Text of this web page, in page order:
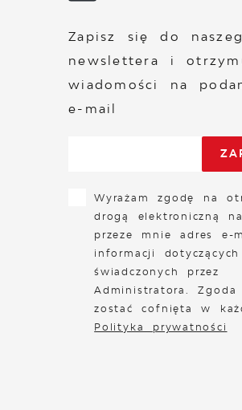
Zapisz się do
newslettera i
wiadomości na
e-mail
Wyrażam zgodę na
drogą elektroniczną
przeze mnie adres e-
informacji dotyczących
świadczonych przez
Administratora. Zgoda
zostać cofnięta w
Polityka prywatności